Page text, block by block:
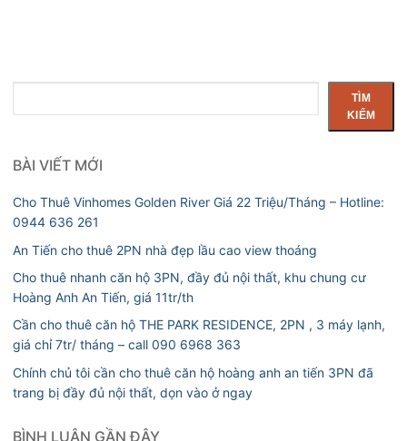
kiếm
TÌM
KIẾM
BÀI VIẾT MỚI
Cho Thuê Vinhomes Golden River Giá 22 Triệu/Tháng – Hotline:
0944 636 261
An Tiến cho thuê 2PN nhà đẹp lầu cao view thoáng
Cho thuê nhanh căn hộ 3PN, đầy đủ nội thất, khu chung cư
Hoàng Anh An Tiến, giá 11tr/th
Cần cho thuê căn hộ THE PARK RESIDENCE, 2PN , 3 máy lạnh,
giá chỉ 7tr/ tháng – call 090 6968 363
Chính chủ tôi cần cho thuê căn hộ hoàng anh an tiến 3PN đã
trang bị đầy đủ nội thất, dọn vào ở ngay
BÌNH LUẬN GẦN ĐÂY